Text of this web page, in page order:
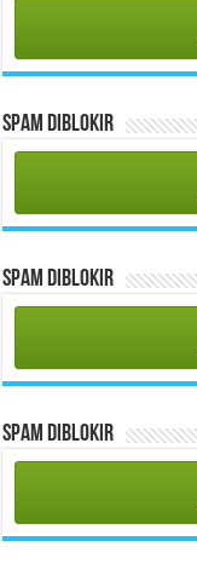
Spam Diblokir
Spam Diblokir
Spam Diblokir